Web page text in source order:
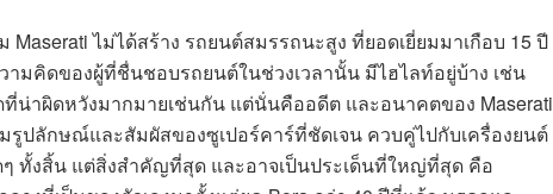
Maserati ไม่ได้สร้าง รถยนต์สมรรถนะสูง ที่ยอดเยี่ยมมาเกือบ 15 ปี
มคิดของผู้ที่ชื่นชอบรถยนต์ในช่วงเวลานั้น มีไฮไลท์อยู่บ้าง เช่น
ที่น่าผิดหวังมากมายเช่นกัน แต่นั่นคืออดีต และอนาคตของ Maserati
รูปลักษณ์และสัมผัสของซูเปอร์คาร์ที่ชัดเจน ควบคู่ไปกับเครื่องยนต์
ทั้งสิ้น แต่สิ่งสำคัญที่สุด และอาจเป็นประเด็นที่ใหญ่ที่สุด คือ